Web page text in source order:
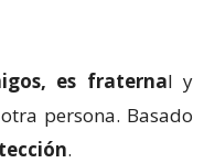
es fraternal y
persona. Basado
.